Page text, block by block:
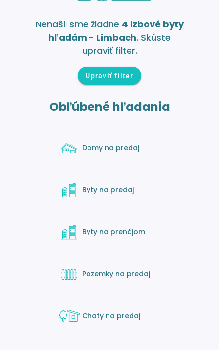
Nenašli sme žiadne 4 izbové byty
hľadám - Limbach. Skúste
upraviť filter.
Upraviť filter
Obľúbené hľadania
Domy na predaj
Byty na predaj
Byty na prenájom
Pozemky na predaj
Chaty na predaj